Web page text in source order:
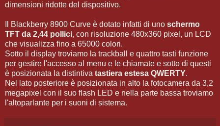
dimensioni ridotte del dispositivo.
Il Blackberry 8900 Curve è dotato infatti di uno schermo
TFT da 2,44 pollici, con risoluzione 480x360 pixel, un LCD
che visualizza fino a 65000 colori.
Sotto il display troviamo la trackball e quattro tasti funzione
per gestire l'accesso al menu e le chiamate e sotto di questi
è posizionata la distintiva tastiera estesa QWERTY.
Nel lato posteriore è posizionata in alto la fotocamera da 3,2
megapixel con il suo flash LED e nella parte bassa troviamo
l'altoparlante per i suoni di sistema.